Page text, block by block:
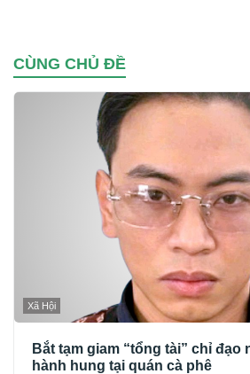
CÙNG CHỦ ĐỀ
Xã Hội
Bắt tạm giam “tổng tài” chỉ
hành hung tại quán cà phê